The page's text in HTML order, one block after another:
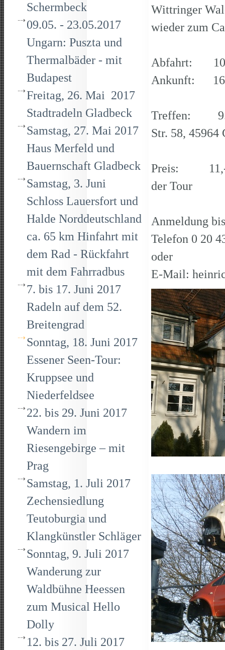
Schermbeck
09.05. - 23.05.2017
Ungarn: Puszta und
Thermalbäder - mit
Budapest
Freitag, 26. Mai 2017
Stadtradeln Gladbeck
Samstag, 27. Mai 2017
Haus Merfeld und
Bauernschaft Gladbeck
Samstag, 3. Juni
Schloss Lauersfort und
Halde Norddeutschland
ca. 65 km Hinfahrt mit
dem Rad - Rückfahrt
mit dem Fahrradbus
7. bis 17. Juni 2017
Radeln auf dem 52.
Breitengrad
Sonntag, 18. Juni 2017
Essener Seen-Tour:
Kruppsee und
Niederfeldsee
22. bis 29. Juni 2017
Wandern im
Riesengebirge – mit
Prag
Samstag, 1. Juli 2017
Zechensiedlung
Teutoburgia und
Klangkünstler Schläger
Sonntag, 9. Juli 2017
Wanderung zur
Waldbühne Heessen
zum Musical Hello
Dolly
12. bis 27. Juli 2017
Wittringer
wieder zum
Abfahrt:
Ankunft:
Treffen:
Str. 58, 45964
Preis: 11,-
der Tour
Anmeldung
Telefon 0 20
oder
E-Mail: